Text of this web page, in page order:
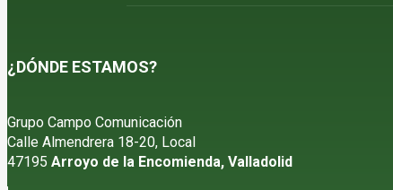
¿DÓNDE ESTAMOS?
Grupo Campo Comunicación
Calle Almendrera 18-20, Local
47195 Arroyo de la Encomienda, Valladolid